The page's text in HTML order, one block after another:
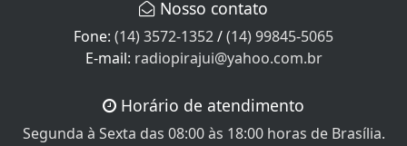
(14) 3572-1352/(14) 99845-5065
E-mail:radiopirajui@yahoo.com.br
Segunda à Sexta das 08:00 às 18:00 horas de Brasília.
Sábado das 08:00 às 12:00, Domingo e feriados não